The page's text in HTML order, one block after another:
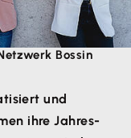
Bossin
und
ihre Jahres-